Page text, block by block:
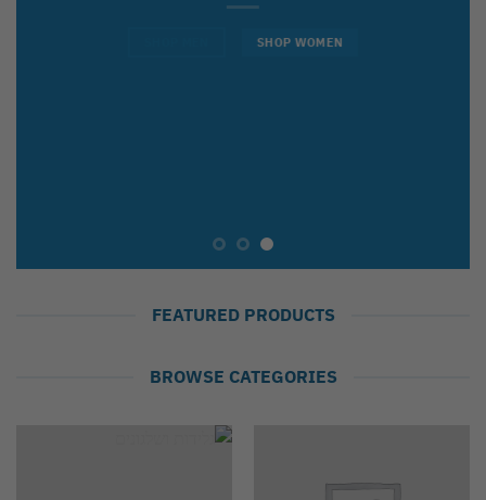
SHOP WOMEN
FEATURED PRODUCTS
BROWSE CATEGORIES